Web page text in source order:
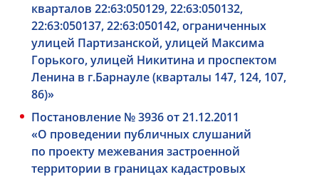
кварталов 22:63:050129, 22:63:050132,
22:63:050137, 22:63:050142, ограниченных
улицей Партизанской, улицей Максима
Горького, улицей Никитина и проспектом
Ленина в г.Барнауле (кварталы 147, 124, 107,
86)»
Постановление № 3936 от 21.12.2011
«О проведении публичных слушаний
по проекту межевания застроенной
территории в границах кадастровых